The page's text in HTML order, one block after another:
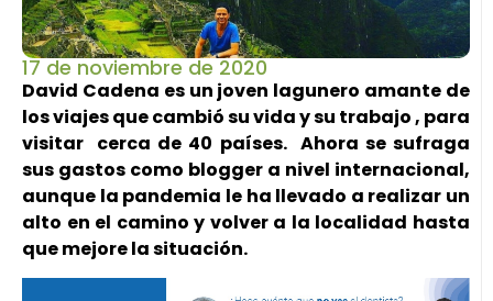
17 de noviembre de 2020
David Cadena es un joven lagunero amante de
los viajes que cambió su vida y su trabajo , para
visitar cerca de 40 países. Ahora se sufraga
sus gastos como blogger a nivel internacional,
aunque la pandemia le ha llevado a realizar un
alto en el camino y volver a la localidad hasta
que mejore la situación.